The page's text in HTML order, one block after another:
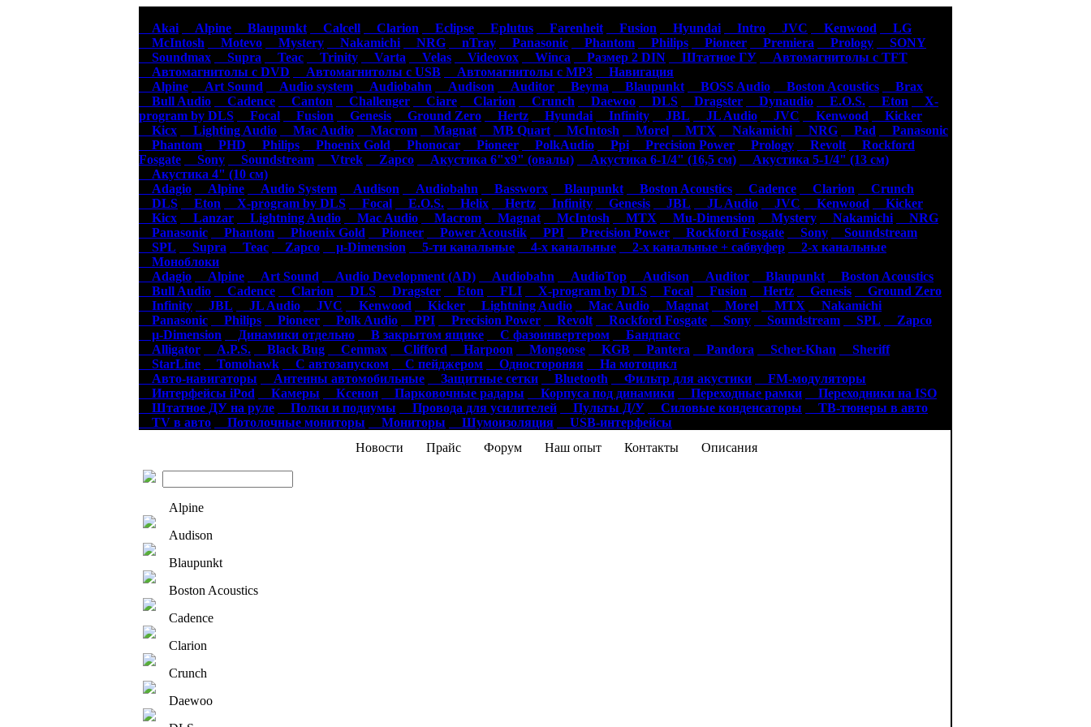
Akai
Alpine Blaupunkt Calcell Clarion Eclipse Eplutus Farenheit Fusion Hyundai Intro JVC Kenwood
LG
McIntosh
Motevo Mystery Nakamichi NRG nTray Panasonic Phantom Philips Pioneer Premiera Prology
SONY
Soundmax
Supra Teac Trinity Varta Velas Videovox Winca Размер 2 DIN Штатное ГУ
Автомагнитолы с TFT
Автомагнитолы с DVD
Автомагнитолы с USB Автомагнитолы с MP3
Навигация
Alpine
Art Sound Audio system Audiobahn Audison Auditor Beyma Blaupunkt BOSS Audio Boston Acoustics
Brax
Bull Audio
Cadence Canton Challenger Ciare Clarion Crunch Daewoo DLS Dragster Dynaudio E.O.S. Eton
X-
program by DLS
Focal Fusion Genesis Ground Zero Hertz Hyundai Infinity JBL JL Audio JVC Kenwood
Kicker
Kicx
Lighting Audio Mac Audio Macrom Magnat MB Quart McIntosh Morel MTX Nakamichi NRG Pad
Panasonic
Phantom
PHD Philips Phoenix Gold Phonocar Pioneer PolkAudio Ppi Precision Power Prology Revolt
Rockford
Fosgate
Sony Soundstream Vtrek Zapco Акустика 6"х9" (овалы) Акустика 6-1/4" (16,5 см)
Акустика 5-1/4" (13 см)
Акустика 4" (10 см)
Adagio
Alpine Audio System Audison Audiobahn Bassworx Blaupunkt Boston Acoustics Cadence Clarion
Crunch
DLS
Eton X-program by DLS Focal E.O.S. Helix Hertz Infinity Genesis JBL JL Audio JVC Kenwood
Kicker
Kicx
Lanzar Lightning Audio Mac Audio Macrom Magnat McIntosh MTX Mu-Dimension Mystery Nakamichi
NRG
Panasonic
Phantom Phoenix Gold Pioneer Power Acoustik PPI Precision Power Rockford Fosgate Sony
Soundstream
SPL
Supra Teac Zapco µ-Dimension 5-ти канальные 4-х канальные 2-х канальные + сабвуфер
2-х канальные
Моноблоки
Adagio
Alpine Art Sound Audio Development (AD) Audiobahn AudioTop Audison Auditor Blaupunkt
Boston Acoustics
Bull Audio
Cadence Clarion DLS Dragster Eton FLI X-program by DLS Focal Fusion Hertz Genesis
Ground Zero
Infinity
JBL JL Audio JVC Kenwood Kicker Lightning Audio Mac Audio Magnat Morel MTX
Nakamichi
Panasonic
Philips Pioneer Polk Audio PPI Precision Power Revolt Rockford Fosgate Sony Soundstream SPL
Zapco
µ-Dimension
Динамики отдельно В закрытом ящике С фазоинвертером
Бандпасс
Alligator
A.P.S. Black Bug Cenmax Clifford Harpoon Mongoose KGB Pantera Pandora Scher-Khan
Sheriff
StarLine
Tomohawk С автозапуском С пейджером Одностороняя
На мотоцикл
Авто-навигаторы
Антенны автомобильные Защитные сетки Bluetooth Фильтр для акустики
FM-модуляторы
Интерфейсы iPod
Камеры Ксенон Парковочные радары Корпуса под динамики Переходные рамки
Переходники на ISO
Штатное ДУ на руле
Полки и подиумы Провода для усилителей Пульты Д/У Силовые конденсаторы
ТВ-тюнеры в авто
TV в авто
Потолочные мониторы Мониторы Шумоизоляция
USB-интерфейсы
Новости ПрайсФорумНаш опытКонтактыОписания
Alpine
Audison
Blaupunkt
Boston Acoustics
Cadence
Clarion
Crunch
Daewoo